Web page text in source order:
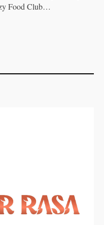
Food Club…